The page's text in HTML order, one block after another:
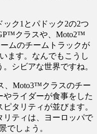
ク1とパドック2の2つ
クラスや、Moto2™
ムのチームトラックが
ます。なんでもこうし
シビアな世界ですね。
、Moto3™クラスのチー
やライダーが食事をした
タリティが並びます。
リティは、ヨーロッパで
でしょう。